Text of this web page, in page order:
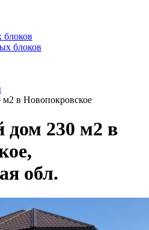
блоков
блоков
в Новопокровское
230 м2 в
обл.